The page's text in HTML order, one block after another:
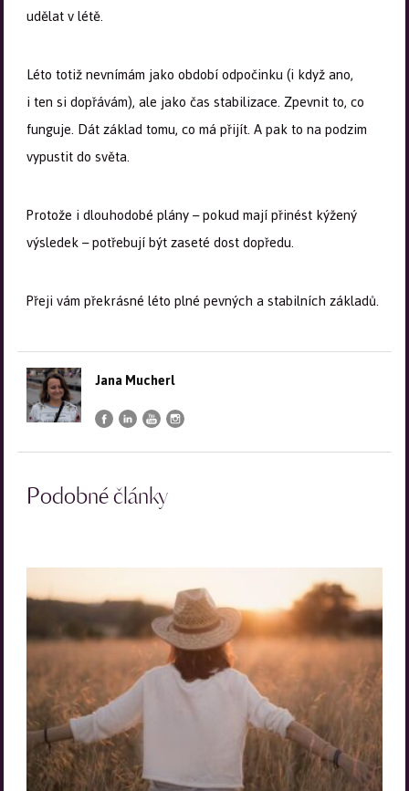
udělat v létě.
Léto totiž nevnímám jako období odpočinku (i když ano,
i ten si dopřávám), ale jako čas stabilizace. Zpevnit to, co
funguje. Dát základ tomu, co má přijít. A pak to na podzim
vypustit do světa.
Protože i dlouhodobé plány – pokud mají přinést kýžený
výsledek – potřebují být zaseté dost dopředu.
Přeji vám překrásné léto plné pevných a stabilních základů.
Jana Mucherl
Podobné články